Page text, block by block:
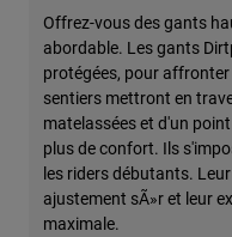
Offrez-vous des gants
abordable. Les gants
protégées, pour
sentiers mettront en
matelassées et d'un
plus de confort. Ils
les riders débutants.
ajustement sÃ»r et leur
maximale.